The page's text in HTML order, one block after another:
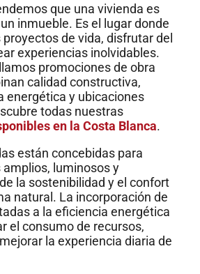
que una vivienda es
inmueble. Es el lugar donde
de vida, disfrutar del
experiencias inolvidables.
promociones de obra
calidad constructiva,
energética y ubicaciones
todas nuestras
en la Costa Blanca.
están concebidas para
luminosos y
la sostenibilidad y el confort
natural. La incorporación de
a la eficiencia energética
el consumo de recursos,
la experiencia diaria de